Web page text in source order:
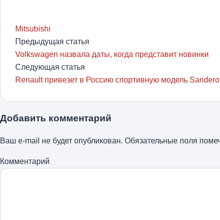
Mitsubishi
Предыдущая статья
Volkswagen назвала даты, когда представит новинки
Следующая статья
Renault привезет в Россию спортивную модель
Добавить комментарий
Ваш e-mail не будет опубликован. Обязательные поля
Комментарий